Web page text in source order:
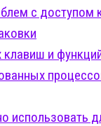
с доступом
клавиш и
использовать